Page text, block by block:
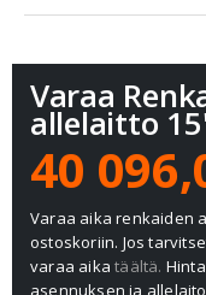
Varaa
allelaitto
40
Varaa aika renkaiden
ostoskoriin. Jos
varaa aikatäältä.
asennuksen ja